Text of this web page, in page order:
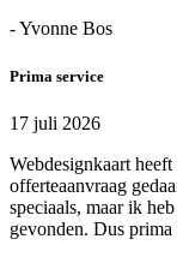
- Yvonne Bos
Prima service
17 juli 2026
Webdesignkaart
offerteaanvraag
speciaals, maar ik
gevonden. Dus prima